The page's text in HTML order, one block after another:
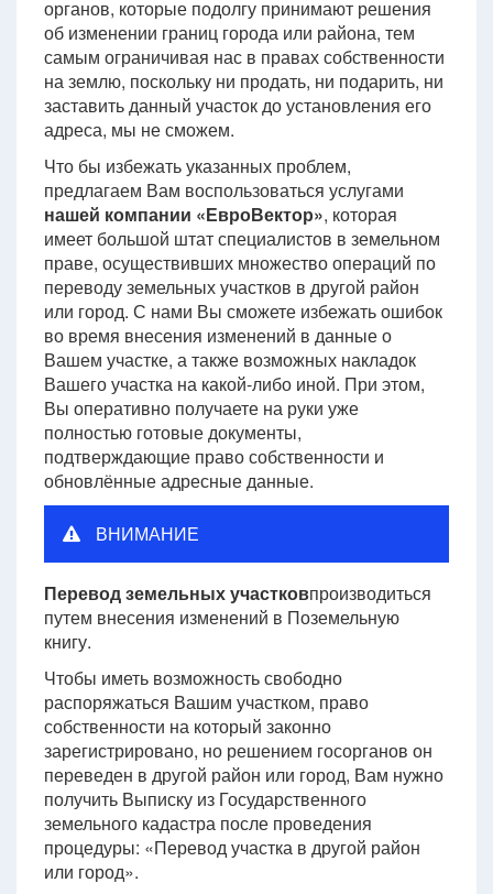
органов, которые подолгу принимают решения
об изменении границ города или района, тем
самым ограничивая нас в правах собственности
на землю, поскольку ни продать, ни подарить, ни
заставить данный участок до установления его
адреса, мы не сможем.
Что бы избежать указанных проблем,
предлагаем Вам воспользоваться услугами
нашей компании «ЕвроВектор», которая
имеет большой штат специалистов в земельном
праве, осуществивших множество операций по
переводу земельных участков в другой район
или город. С нами Вы сможете избежать ошибок
во время внесения изменений в данные о
Вашем участке, а также возможных накладок
Вашего участка на какой-либо иной. При этом,
Вы оперативно получаете на руки уже
полностью готовые документы,
подтверждающие право собственности и
обновлённые адресные данные.
ВНИМАНИЕ
Перевод земельных участковпроизводиться
путем внесения изменений в Поземельную
книгу.
Чтобы иметь возможность свободно
распоряжаться Вашим участком, право
собственности на который законно
зарегистрировано, но решением госорганов он
переведен в другой район или город, Вам нужно
получить Выписку из Государственного
земельного кадастра после проведения
процедуры: «Перевод участка в другой район
или город».